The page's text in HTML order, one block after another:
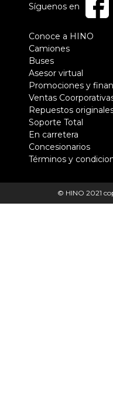
Pie
de
página
Conoce a HINO
Camiones
Buses
Asesor virtual
Promociones y
Ventas
Repuestos
Soporte Total
En carretera
Concesionarios
Términos y
Síguenos en
© HINO 2021